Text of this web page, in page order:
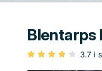
Blentarps
3.7 i